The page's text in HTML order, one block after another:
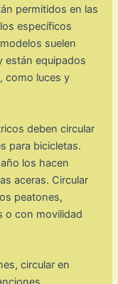
permitidos en las
específicos
suelen
están equipados
como luces y
deben circular
para bicicletas.
los hacen
aceras. Circular
peatones,
o con movilidad
circular en